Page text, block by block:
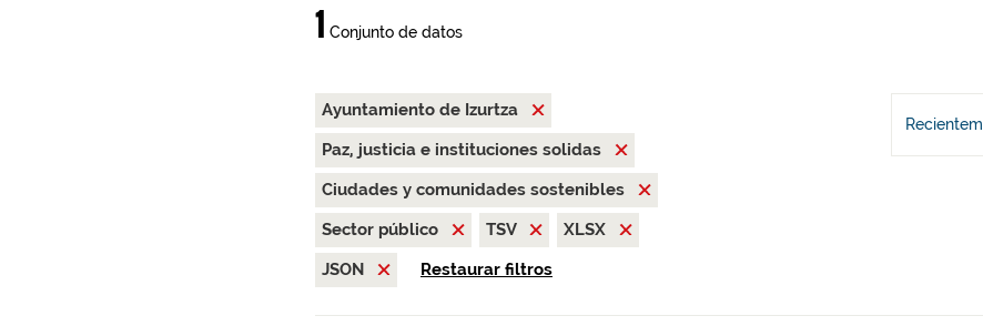
1 Conjunto de datos
Ayuntamiento de Izurtza
Paz, justicia e instituciones solidas
Ciudades y comunidades sostenibles
Sector público
TSV
XLSX
JSON
Restaurar filtros